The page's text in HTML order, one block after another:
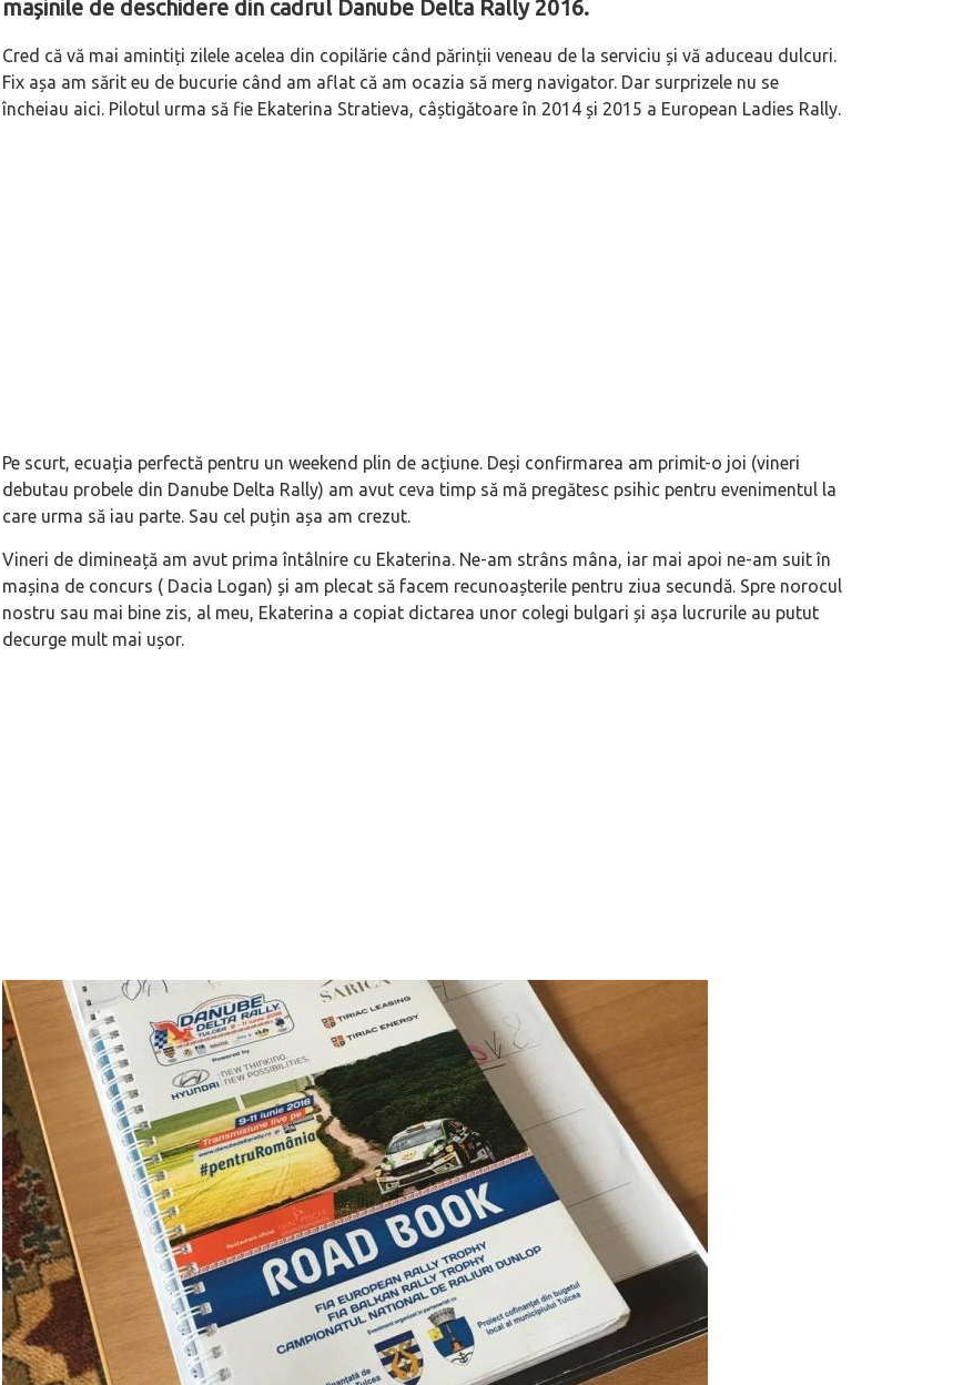
mașinile de deschidere din cadrul Danube Delta Rally 2016.
Cred că vă mai amintiți zilele acelea din copilărie când părinții veneau de la serviciu și vă aduceau dulcuri.
Fix așa am sărit eu de bucurie când am aflat că am ocazia să merg navigator. Dar surprizele nu se
încheiau aici. Pilotul urma să fie Ekaterina Stratieva, câștigătoare în 2014 și 2015 a European Ladies Rally.
Pe scurt, ecuația perfectă pentru un weekend plin de acțiune. Deși confirmarea am primit-o joi (vineri
debutau probele din Danube Delta Rally) am avut ceva timp să mă pregătesc psihic pentru evenimentul la
care urma să iau parte. Sau cel puțin așa am crezut.
Vineri de dimineață am avut prima întâlnire cu Ekaterina. Ne-am strâns mâna, iar mai apoi ne-am suit în
mașina de concurs ( Dacia Logan) și am plecat să facem recunoașterile pentru ziua secundă. Spre norocul
nostru sau mai bine zis, al meu, Ekaterina a copiat dictarea unor colegi bulgari și așa lucrurile au putut
decurge mult mai ușor.